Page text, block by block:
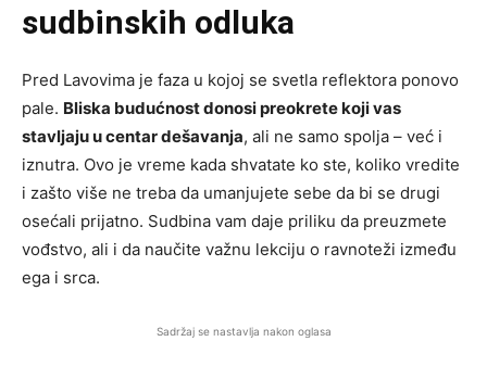
sudbinskih odluka
Pred Lavovima je faza u kojoj se svetla reflektora ponovo
pale. Bliska budućnost donosi preokrete koji vas
stavljaju u centar dešavanja, ali ne samo spolja – već i
iznutra. Ovo je vreme kada shvatate ko ste, koliko vredite
i zašto više ne treba da umanjujete sebe da bi se drugi
osećali prijatno. Sudbina vam daje priliku da preuzmete
vođstvo, ali i da naučite važnu lekciju o ravnoteži između
ega i srca.
Sadržaj se nastavlja nakon oglasa